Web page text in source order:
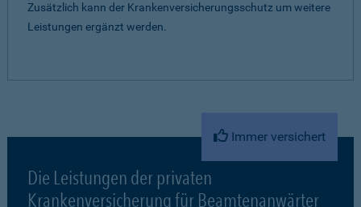
Zusätzlich kann der Krankenversicherungsschutz um weitere
Leistungen ergänzt werden.
Immer versichert
Die Leistungen der privaten
Krankenversicherung für Beamtenanwärter